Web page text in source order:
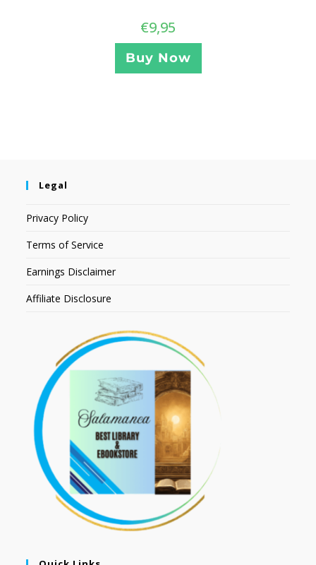
€9,95
Buy Now
Legal
Privacy Policy
Terms of Service
Earnings Disclaimer
Affiliate Disclosure